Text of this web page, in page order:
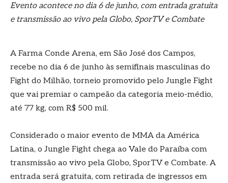
Evento acontece no dia 6 de junho, com entrada gratuita
e transmissão ao vivo pela Globo, SporTV e Combate
A Farma Conde Arena, em São José dos Campos,
recebe no dia 6 de junho às semifinais masculinas do
Fight do Milhão, torneio promovido pelo Jungle Fight
que vai premiar o campeão da categoria meio-médio,
até 77 kg, com R$ 500 mil.
Considerado o maior evento de MMA da América
Latina, o Jungle Fight chega ao Vale do Paraíba com
transmissão ao vivo pela Globo, SporTV e Combate. A
entrada será gratuita, com retirada de ingressos em